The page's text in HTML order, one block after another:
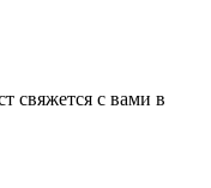
свяжется с вами в